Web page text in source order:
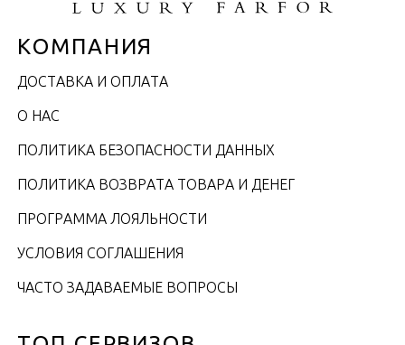
КОМПАНИЯ
ДОСТАВКА И ОПЛАТА
О НАС
ПОЛИТИКА БЕЗОПАСНОСТИ ДАННЫХ
ПОЛИТИКА ВОЗВРАТА ТОВАРА И ДЕНЕГ
ПРОГРАММА ЛОЯЛЬНОСТИ
УСЛОВИЯ СОГЛАШЕНИЯ
ЧАСТО ЗАДАВАЕМЫЕ ВОПРОСЫ